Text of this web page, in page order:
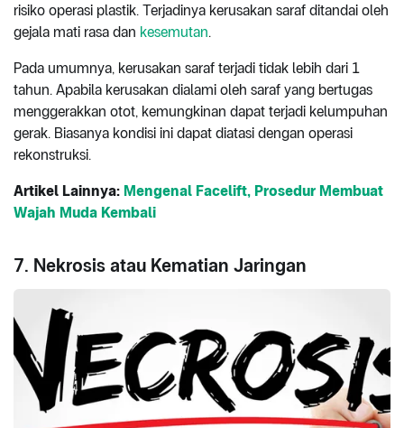
risiko operasi plastik. Terjadinya kerusakan saraf ditandai oleh
gejala mati rasa dan kesemutan.
Pada umumnya, kerusakan saraf terjadi tidak lebih dari 1
tahun. Apabila kerusakan dialami oleh saraf yang bertugas
menggerakkan otot, kemungkinan dapat terjadi kelumpuhan
gerak. Biasanya kondisi ini dapat diatasi dengan operasi
rekonstruksi.
Artikel Lainnya: Mengenal Facelift, Prosedur Membuat
Wajah Muda Kembali
7. Nekrosis atau Kematian Jaringan